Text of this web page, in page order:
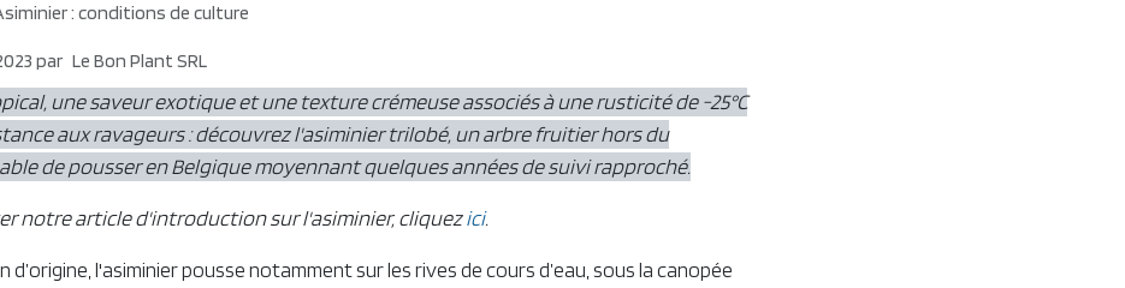
: conditions de culture
par Le Bon Plant SRL
une saveur exotique et une texture crémeuse associés à une rusticité de -25°C
aux ravageurs : découvrez l'asiminier trilobé, un arbre fruitier hors du
de pousser en Belgique moyennant quelques années de suivi rapproché.
notre article d'introduction sur l'asiminier, cliquezici.
d’origine, l'asiminier pousse notamment sur les rives de cours d’eau, sous la canopée